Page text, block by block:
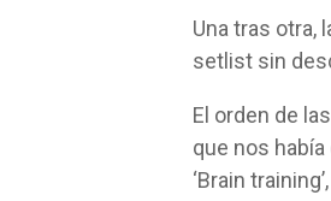
Una tras otra,
setlist sin
El orden de
que nos
‘Brain